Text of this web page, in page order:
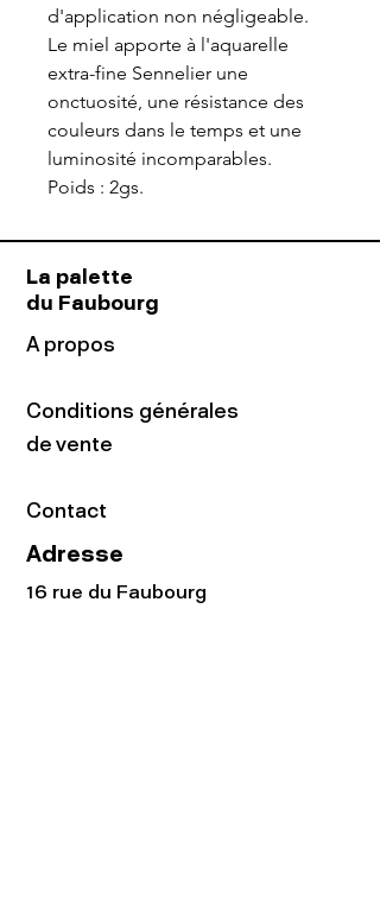
d'application non négligeable.
Le miel apporte à l'aquarelle
extra-fine Sennelier une
onctuosité, une résistance des
couleurs dans le temps et une
luminosité incomparables.
Poids : 2gs.
La palette
du Faubourg
A propos
Conditions générales
de vente
Contact
Adresse
16 rue du Faubourg